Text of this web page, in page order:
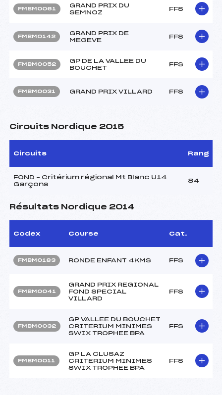
FMBM0061
GRAND PRIX DU
SEMNOZ
FFS
FMBM0142
GRAND PRIX DE
MEGEVE
FFS
FMBM0052
GP DE LA VALLEE DU
BOUCHET
FFS
FMBM0031 GRAND PRIX VILLARD FFS
Circuits Nordique 2015
Circuits Rang
FOND – Critérium régional Mt Blanc U14
Garçons
84
Résultats Nordique 2014
Codex Course Cat.
FMBM0183 RONDE ENFANT 4KMS FFS
FMBM0041
GRAND PRIX REGIONAL
FOND SPECIAL
VILLARD
FFS
FMBM0032
GP VALLEE DU BOUCHET
CRITERIUM MINIMES
SWIX TROPHEE BPA
FFS
FMBM0011
GP LA CLUSAZ
CRITERIUM MINIMES
SWIX TROPHEE BPA
FFS